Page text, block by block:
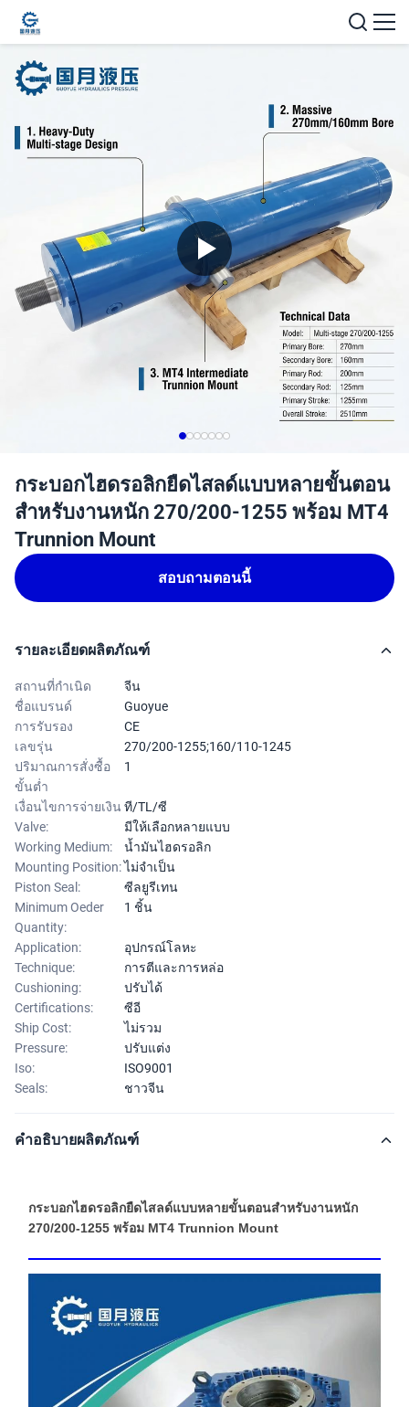
กระบอกไฮดรอลิกยืดไสลด์แบบหลายขั้นตอน
สำหรับงานหนัก 270/200-1255 พร้อม MT4
Trunnion Mount
สอบถามตอนนี้
รายละเอียดผลิตภัณฑ์
สถานที่กำเนิด
จีน
ชื่อแบรนด์
Guoyue
การรับรอง
CE
เลขรุ่น
270/200-1255;160/110-1245
ปริมาณการสั่งซื้อ
ขั้นต่ำ
1
เงื่อนไขการจ่ายเงิน ที/TL/ซี
Valve:
มีให้เลือกหลายแบบ
Working Medium:
น้ำมันไฮดรอลิก
Mounting Position:ไม่จำเป็น
Piston Seal:
ซีลยูรีเทน
Minimum Oeder
Quantity:
1 ชิ้น
Application:
อุปกรณ์โลหะ
Technique:
การตีและการหล่อ
Cushioning:
ปรับได้
Certifications:
ซีอี
Ship Cost:
ไม่รวม
Pressure:
ปรับแต่ง
Iso:
ISO9001
Seals:
ชาวจีน
คำอธิบายผลิตภัณฑ์
กระบอกไฮดรอลิกยืดไสลด์แบบหลายขั้นตอนสำหรับงานหนัก
270/200-1255 พร้อม MT4 Trunnion Mount